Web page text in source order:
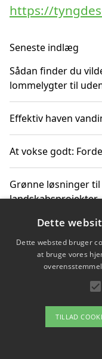
https://
Seneste indlæg
Sådan finder du
lommelygter til
Effektiv haven
At vokse godt:
Grønne løsninger
landskabsprojekter
Gør haven til et
Om /
Dette
Dette websted bruger
at bruge vores
TILLAD